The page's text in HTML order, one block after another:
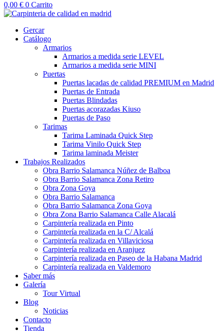
0,00 € 0 Carrito
Gercar
Catálogo
Armarios
Armarios a medida serie LEVEL
Armarios a medida serie MINI
Puertas
Puertas lacadas de calidad PREMIUM en Madrid
Puertas de Entrada
Puertas Blindadas
Puertas acorazadas Kiuso
Puertas de Paso
Tarimas
Tarima Laminada Quick Step
Tarima Vinilo Quick Step
Tarima laminada Meister
Trabajos Realizados
Obra Barrio Salamanca Núñez de Balboa
Obra Barrio Salamanca Zona Retiro
Obra Zona Goya
Obra Barrio Salamanca
Obra Barrio Salamanca Zona Goya
Obra Zona Barrio Salamanca Calle Alacalá
Carpintería realizada en Pinto
Carpintería realizada en la C/ Alcalá
Carpintería realizada en Villaviciosa
Carpintería realizada en Aranjuez
Carpintería realizada en Paseo de la Habana Madrid
Carpintería realizada en Valdemoro
Saber más
Galería
Tour Virtual
Blog
Noticias
Contacto
Tienda